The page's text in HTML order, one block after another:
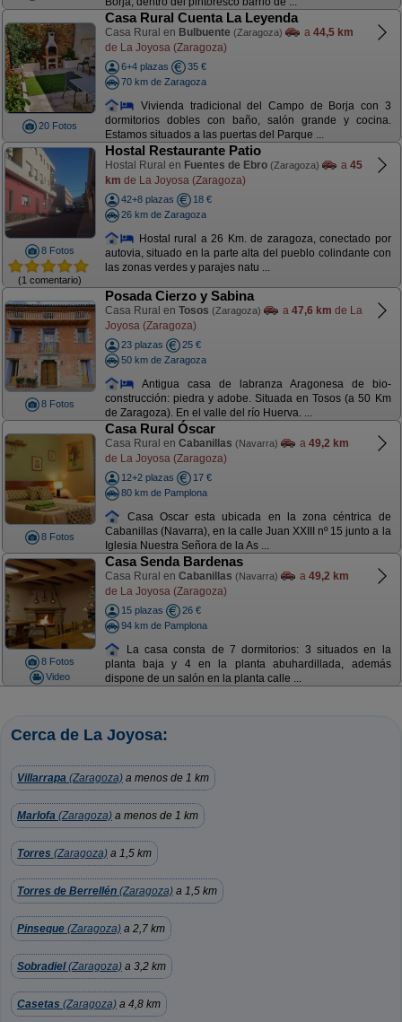
20 Fotos
Casa Rural Cuenta La Leyenda
Casa Rural en Bulbuente (Zaragoza) a 44,5 km
de La Joyosa (Zaragoza)
6+4 plazas
35 €
70 km de Zaragoza
Vivienda tradicional del Campo de Borja con 3
dormitorios dobles con baño, salón grande y cocina.
Estamos situados a las puertas del Parque ...
8 Fotos
(1 comentario)
Hostal Restaurante Patio
Hostal Rural en Fuentes de Ebro (Zaragoza) a 45
km de La Joyosa (Zaragoza)
42+8 plazas
18 €
26 km de Zaragoza
Hostal rural a 26 Km. de zaragoza, conectado por
autovia, situado en la parte alta del pueblo colindante con
las zonas verdes y parajes natu ...
8 Fotos
Posada Cierzo y Sabina
Casa Rural en Tosos (Zaragoza) a 47,6 km de La
Joyosa (Zaragoza)
23 plazas
25 €
50 km de Zaragoza
Antigua casa de labranza Aragonesa de bio-
construcción: piedra y adobe. Situada en Tosos (a 50 Km
de Zaragoza). En el valle del río Huerva. ...
8 Fotos
Casa Rural Óscar
Casa Rural en Cabanillas (Navarra) a 49,2 km
de La Joyosa (Zaragoza)
12+2 plazas
17 €
80 km de Pamplona
Casa Oscar esta ubicada en la zona céntrica de
Cabanillas (Navarra), en la calle Juan XXIII nº 15 junto a la
Iglesia Nuestra Señora de la As ...
8 Fotos
Video
Casa Senda Bardenas
Casa Rural en Cabanillas (Navarra) a 49,2 km
de La Joyosa (Zaragoza)
15 plazas
26 €
94 km de Pamplona
La casa consta de 7 dormitorios: 3 situados en la
planta baja y 4 en la planta abuhardillada, además
dispone de un salón en la planta calle ...
Cerca de La Joyosa:
Villarrapa (Zaragoza) a menos de 1 km
Marlofa (Zaragoza) a menos de 1 km
Torres (Zaragoza) a 1,5 km
Torres de Berrellén (Zaragoza) a 1,5 km
Pinseque (Zaragoza) a 2,7 km
Sobradiel(Zaragoza) a 3,2 km
Casetas (Zaragoza) a 4,8 km